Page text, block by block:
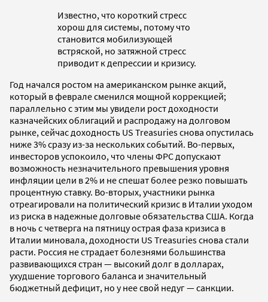
Известно, что короткий стресс
хорош для системы, потому что
становится мобилизующей
встряской, но затяжной стресс
приводит к депрессии и кризису.
Год начался ростом на американском рынке акций,
который в феврале сменился мощной коррекцией;
параллельно с этим мы увидели рост доходности
казначейских облигаций и распродажу на долговом
рынке, сейчас доходность US Treasuries снова опустилась
ниже 3% сразу из-за нескольких событий. Во-первых,
инвесторов успокоило, что члены ФРС допускают
возможность незначительного превышения уровня
инфляции цели в 2% и не спешат более резко повышать
процентную ставку. Во-вторых, участники рынка
отреагировали на политический кризис в Италии уходом
из риска в надежные долговые обязательства США. Когда
в ночь с четверга на пятницу острая фаза кризиса в
Италии миновала, доходности US Treasuries снова стали
расти. Россия не страдает болезнями большинства
развивающихся стран — высокий долг в долларах,
ухудшение торгового баланса и значительный
бюджетный дефицит, но у нее свой недуг — санкции.